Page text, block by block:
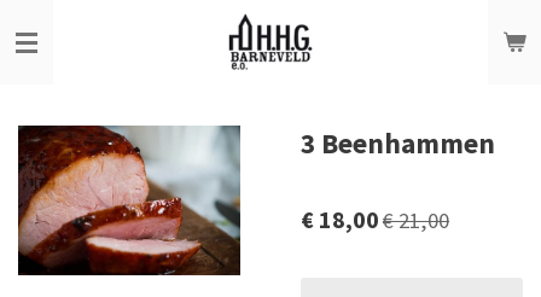
direct
hoofdinhoud
3 Beenhammen
€ 18,00€ 21,00